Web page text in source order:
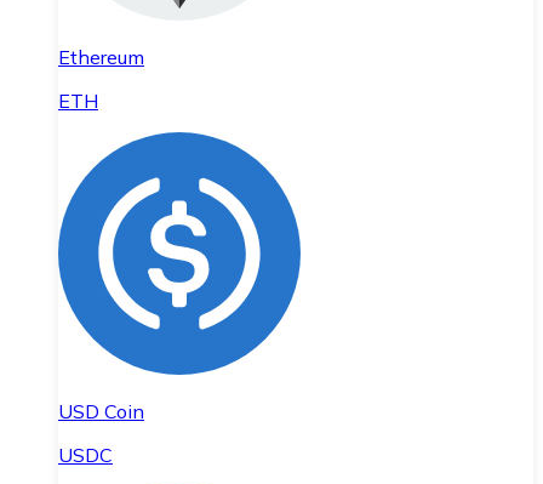
Ethereum
ETH
USD Coin
USDC